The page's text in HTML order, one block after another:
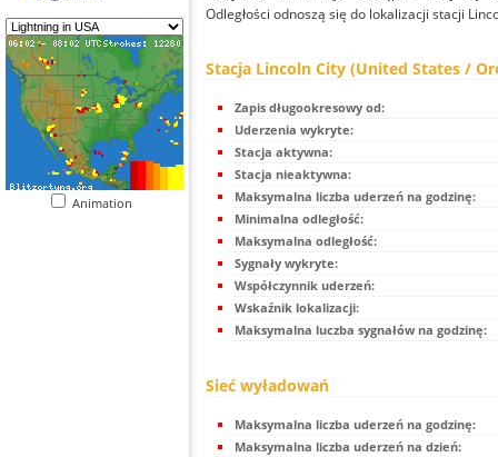
Animation
Odległości odnoszą się do lokalizacji stacji
Stacja Lincoln City (United States /
Zapis długookresowy od:
Uderzenia wykryte:
Stacja aktywna:
Stacja nieaktywna:
Maksymalna liczba uderzeń na godzinę:
Minimalna odległość:
Maksymalna odległość:
Sygnały wykryte:
Współczynnik uderzeń:
Wskaźnik lokalizacji:
Maksymalna luczba sygnałów na godzinę:
Sieć wyładowań
Maksymalna liczba uderzeń na godzinę:
Maksymalna liczba uderzeń na dzień: